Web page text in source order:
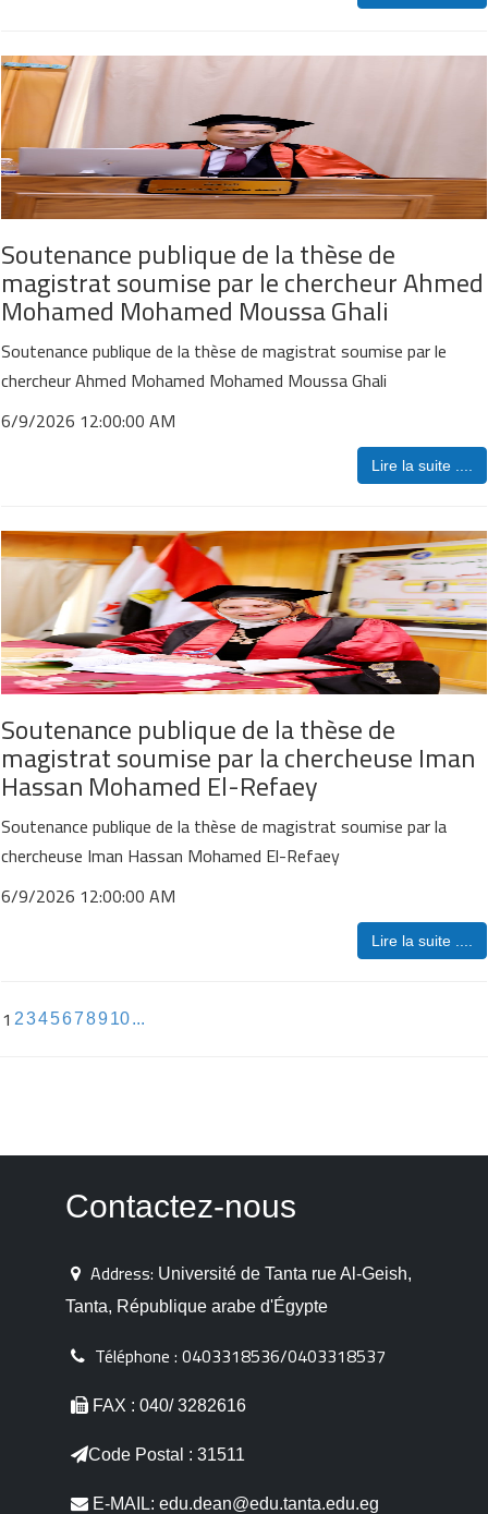
Soutenance publique de la thèse de
magistrat soumise par le chercheur Ahmed
Mohamed Mohamed Moussa Ghali
Soutenance publique de la thèse de magistrat soumise par le
chercheur Ahmed Mohamed Mohamed Moussa Ghali
6/9/2026 12:00:00 AM
Lire la suite ....
Soutenance publique de la thèse de
magistrat soumise par la chercheuse Iman
Hassan Mohamed El-Refaey
Soutenance publique de la thèse de magistrat soumise par la
chercheuse Iman Hassan Mohamed El-Refaey
6/9/2026 12:00:00 AM
Lire la suite ....
1 23456789 10...
Contactez-nous
Address: Université de Tanta rue Al-Geish,
Tanta, République arabe d'Égypte
Téléphone :0403318536/0403318537
FAX : 040/ 3282616
Code Postal : 31511
E-MAIL: edu.dean@edu.tanta.edu.eg